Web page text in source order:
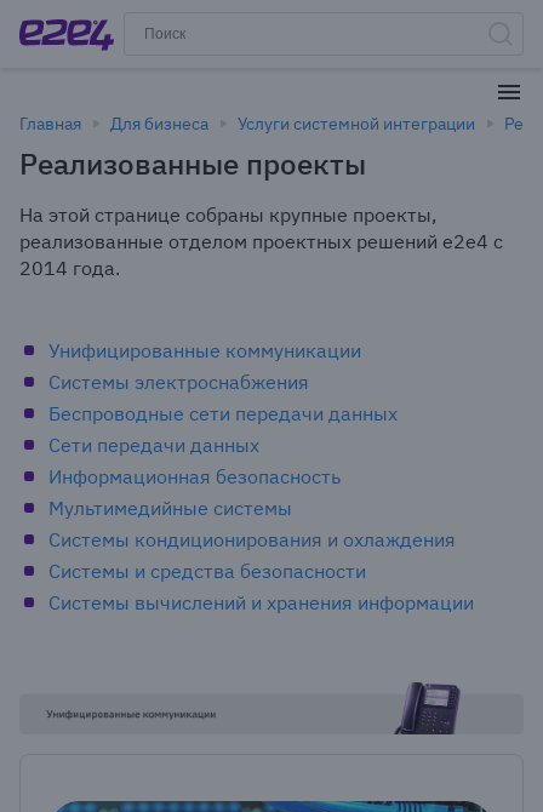
Главная Для бизнеса Услуги системной интеграции
Реализованные проекты
На этой странице собраны крупные проекты,
реализованные отделом проектных решений e2e4 с
2014 года.
Унифицированные коммуникации
Системы электроснабжения
Беспроводные сети передачи данных
Сети передачи данных
Информационная безопасность
Мультимедийные системы
Системы кондиционирования и охлаждения
Системы и средства безопасности
Системы вычислений и хранения информации